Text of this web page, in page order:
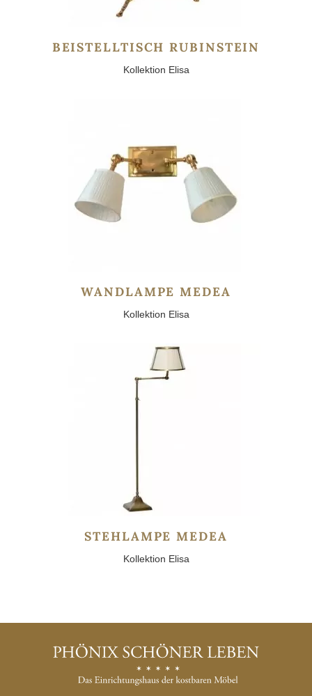
BEISTELLTISCH RUBINSTEIN
Kollektion Elisa
WANDLAMPE MEDEA
Kollektion Elisa
STEHLAMPE MEDEA
Kollektion Elisa